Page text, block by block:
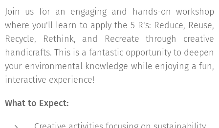
Join us for an engaging and hands-on workshop
where you'll learn to apply the 5 R's: Reduce, Reuse,
Recycle, Rethink, and Recreate through creative
handicrafts. This is a fantastic opportunity to deepen
your environmental knowledge while enjoying a fun,
interactive experience! 🌟🎨
What to Expect: